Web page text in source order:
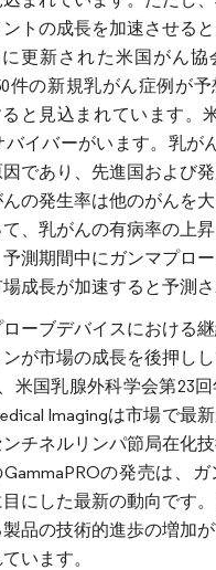
トの成長を加速させる
更新された米国がん協
件の新規乳がん症例が
と見込まれています。
イバーがいます。乳が
であり、先進国および
の発生率は他のがんを
、乳がんの有病率の上
測期間中にガンマプロ
成長が加速すると予測さ
ーブデバイスにおける
が市場の成長を後押し
米国乳腺外科学会第23
Imagingは市場で最
チネルリンパ節局在化
GammaPROの発売は、
にした最新の動向です。
品の技術的進歩の増加
います。